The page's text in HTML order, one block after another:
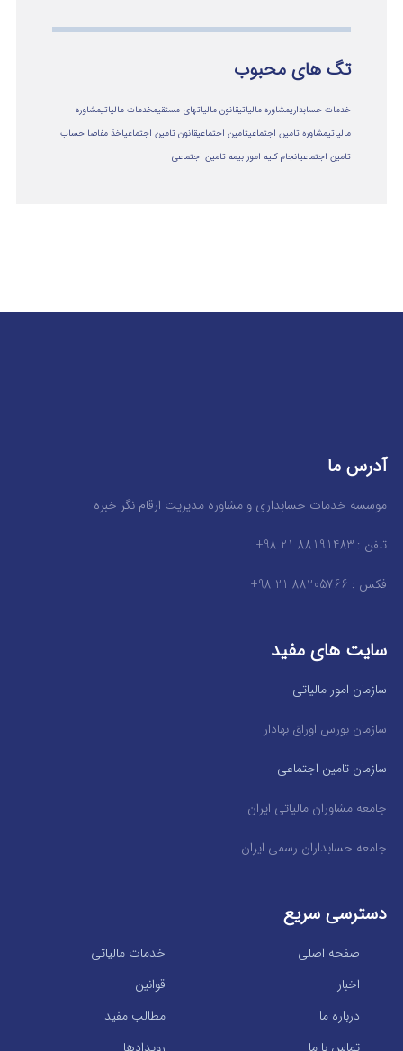
تگ های محبوب
خدمات حسابداریمشاوره مالیاتیقانون مالیاتهای مستقیمخدمات مالیاتیمشاوره
مالياتيمشاوره تامین اجتماعیتامین اجتماعیقانون تامین اجتماعیاخذ مفاصا حساب
تامین اجتماعیانجام کلیه امور بیمه تامین اجتماعی
آدرس ما
موسسه خدمات حسابداری و مشاوره مدیریت ارقام نگر خبره
تلفن : 88191483 21 98+
فکس : 88205766 21 98+
سایت های مفید
سازمان امور مالیاتی
سازمان بورس اوراق بهادار
سازمان تامین اجتماعی
جامعه مشاوران مالیاتی ایران
جامعه حسابداران رسمی ایران
دسترسی سریع
خدمات مالیاتی
صفحه اصلی
قوانین
اخبار
مطالب مفید
درباره ما